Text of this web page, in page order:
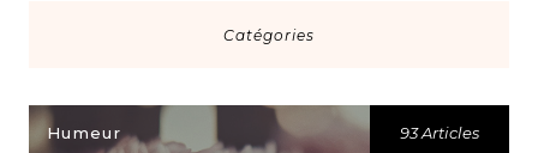
Catégories
Humeur 93 Articles